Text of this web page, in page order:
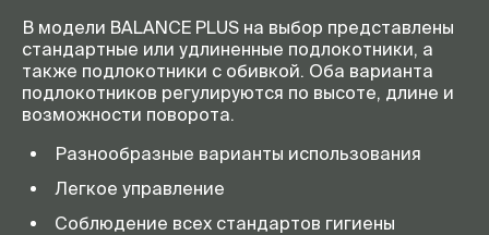
В модели BALANCE PLUS на выбор представлены
стандартные или удлиненные подлокотники, а
также подлокотники с обивкой. Оба варианта
подлокотников регулируются по высоте, длине и
возможности поворота.
Разнообразные варианты использования
Легкое управление
Соблюдение всех стандартов гигиены